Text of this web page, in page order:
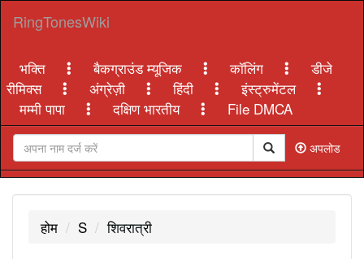
RingTonesWiki
भक्ति बैकग्राउंड म्यूजिक कॉलिंग
डीजे
रीमिक्स
अंग्रेज़ी हिंदी
इंस्ट्रुमेंटल
मम्मी पापा
दक्षिण भारतीय File DMCA
अपलोड
होम S शिवरात्री